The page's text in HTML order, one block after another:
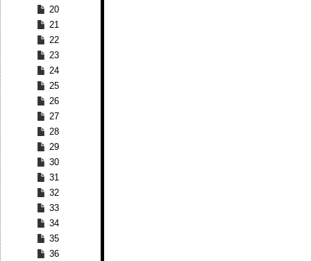
20
21
22
23
24
25
26
27
28
29
30
31
32
33
34
35
36